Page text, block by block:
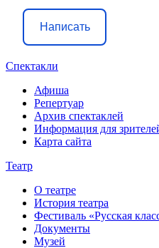
Написать
Спектакли
Афиша
Репертуар
Архив спектаклей
Информация для
Карта сайта
Театр
О театре
История театра
Фестиваль «Русская
Документы
Музей